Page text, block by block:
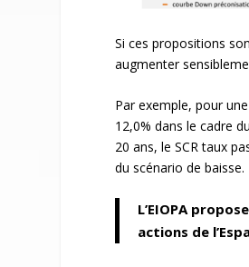
Si ces propositions
augmenter
Par exemple, pour
12,0% dans le cadre
20 ans, le SCR taux
du scénario de baisse.
L’EIOPA
actions de